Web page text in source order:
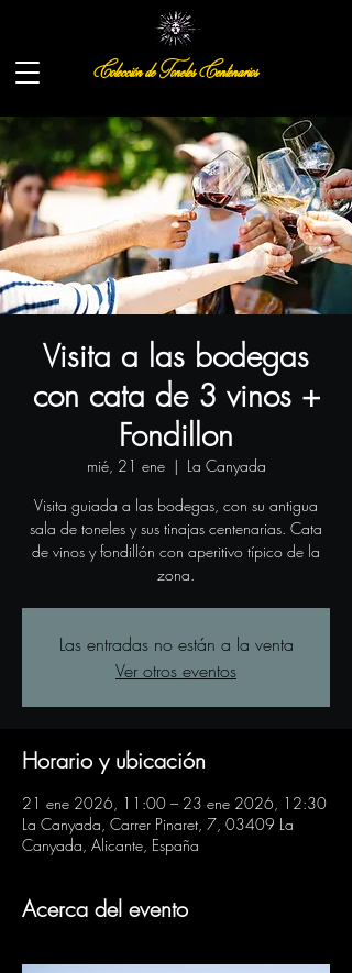
Colección de Toneles Centenarios
Visita a las bodegas
con cata de 3 vinos +
Fondillon
mié, 21 ene
  |
La Canyada
Visita guiada a las bodegas, con su antigua
sala de toneles y sus tinajas centenarias. Cata
de vinos y fondillón con aperitivo típico de la
zona.
Las entradas no están a la venta
Ver otros eventos
Horario y ubicación
21 ene 2026, 11:00 – 23 ene 2026, 12:30
La Canyada, Carrer Pinaret, 7, 03409 La
Canyada, Alicante, España
Acerca del evento